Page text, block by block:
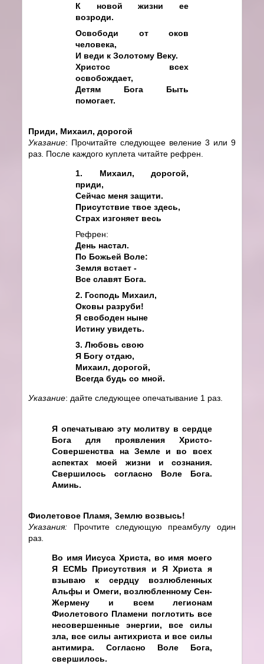
К новой жизни ее
возроди.
Освободи от оков
человека,
И веди к Золотому Веку.
Христос всех
освобождает,
Детям Бога Быть
помогает.
Приди, Михаил, дорогой
Указание: Прочитайте следующее веление 3 или 9
раз. После каждого куплета читайте рефрен.
1. Михаил, дорогой,
приди,
Сейчас меня защити.
Присутствие твое здесь,
Страх изгоняет весь
Рефрен:
День настал.
По Божьей Воле:
Земля встает -
Все славят Бога.
2. Господь Михаил,
Оковы разруби!
Я свободен ныне
Истину увидеть.
3. Любовь свою
Я Богу отдаю,
Михаил, дорогой,
Всегда будь со мной.
Указание: дайте следующее опечатывание 1 раз.
Я опечатываю эту молитву в сердце
Бога для проявления Христо-
Совершенства на Земле и во всех
аспектах моей жизни и сознания.
Свершилось согласно Воле Бога.
Аминь.
Фиолетовое Пламя, Землю возвысь!
Указания: Прочтите следующую преамбулу один
раз.
Во имя Иисуса Христа, во имя моего
Я ЕСМЬ Присутствия и Я Христа я
взываю к сердцу возлюбленных
Альфы и Омеги, возлюбленному Сен-
Жермену и всем легионам
Фиолетового Пламени поглотить все
несовершенные энергии, все силы
зла, все силы антихриста и все силы
антимира. Согласно Воле Бога,
свершилось.